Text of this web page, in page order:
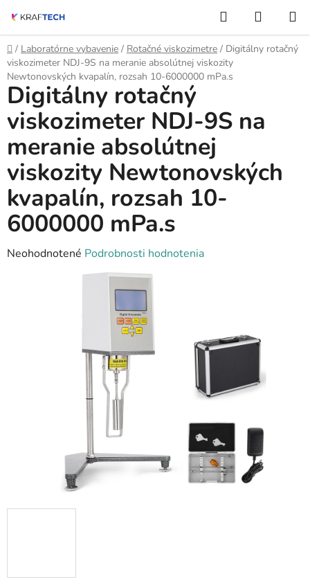
obsah
Hľadať
KOŠÍK
Domov
/ Laboratórne vybavenie / Rotačné viskozimetre / Digitálny rotačný
viskozimeter NDJ-9S na meranie absolútnej viskozity
Newtonovských kvapalín, rozsah 10-6000000 mPa.s
Digitálny rotačný
viskozimeter NDJ-9S na
meranie absolútnej
viskozity Newtonovských
kvapalín, rozsah 10-
6000000 mPa.s
Priemerné
Neohodnotené Podrobnosti hodnotenia